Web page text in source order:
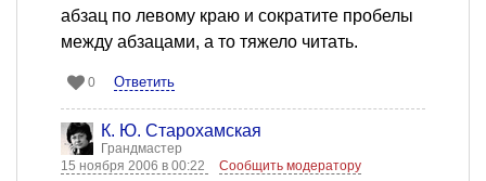
абзац по левому краю и сократите пробелы
между абзацами, а то тяжело читать.
0 Ответить
К. Ю. Старохамская
Грандмастер
15 ноября 2006 в 00:22
Сообщить модератору